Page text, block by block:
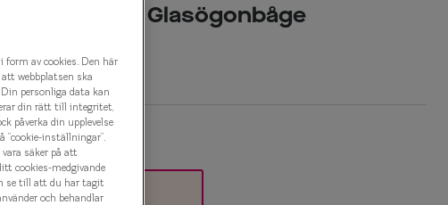
0IY1014 C2 Glasögonbåge
kr
form av cookies. Den här
webbplatsen ska
personliga data kan
din rätt till integritet,
påverka din upplevelse
”cookie-inställningar”.
vara säker på att
cookies-medgivande
se till att du har tagit
och behandlar